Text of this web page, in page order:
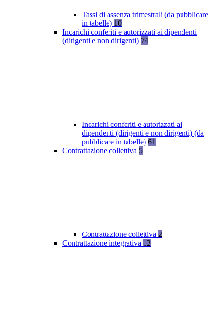
Tassi di assenza trimestrali (da pubblicare
in tabelle) 10
Incarichi conferiti e autorizzati ai dipendenti
(dirigenti e non dirigenti) 74
Incarichi conferiti e autorizzati ai
dipendenti (dirigenti e non dirigenti) (da
pubblicare in tabelle) 61
Contrattazione collettiva 5
Contrattazione collettiva 2
Contrattazione integrativa 12